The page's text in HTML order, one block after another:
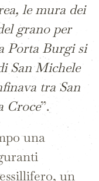
le mura dei
grano per
Porta Burgi si
San Michele
tra San
Croce”.
una
un